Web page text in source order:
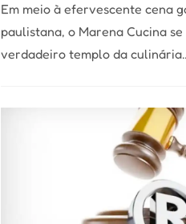
Em meio à efervescente cena
paulistana, o Marena Cucina
verdadeiro templo da